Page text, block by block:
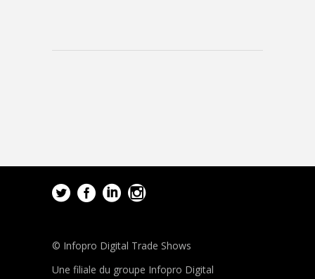
© Infopro Digital Trade Shows
Une filiale du groupe Infopro Digital